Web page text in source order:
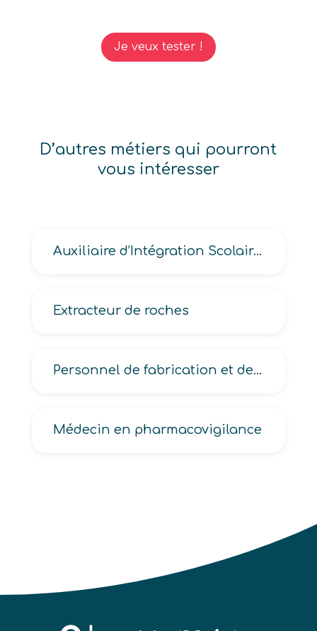
Je veux tester !
D’autres métiers qui pourront
vous intéresser
Auxiliaire d’Intégration Scolaire -AIS-
Extracteur de roches
Personnel de fabrication et de pose de prothèses et orthèses
Médecin en pharmacovigilance